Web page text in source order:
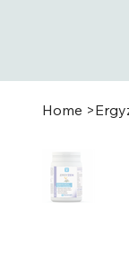
Home >